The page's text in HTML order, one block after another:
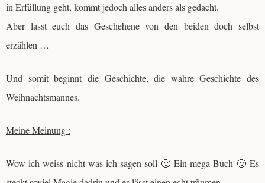
in Erfüllung geht, kommt jedoch alles anders als gedacht.
Aber lasst euch das Geschehene von den beiden doch selbst
erzählen …
Und somit beginnt die Geschichte, die wahre Geschichte des
Weihnachtsmannes.
Meine Meinung :
Wow ich weiss nicht was ich sagen soll 🙂 Ein mega Buch 🙂 Es